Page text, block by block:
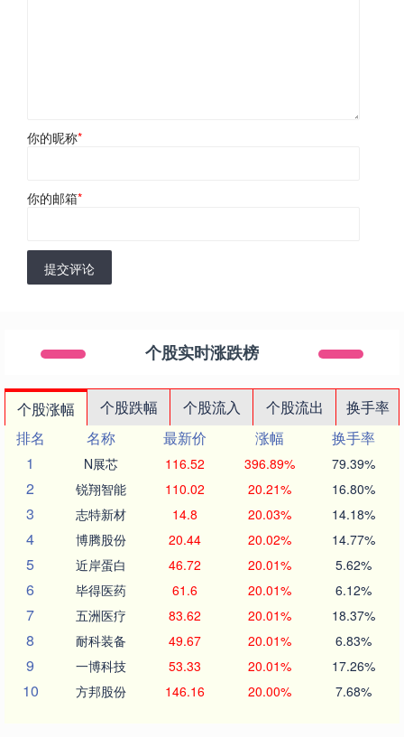
你的昵称*
你的邮箱*
提交评论
个股实时涨跌榜
个股涨幅 个股跌幅 个股流入 个股流出
换手率
排名
名称 最新价 涨幅
换手率
1
N展芯 116.52 396.89% 79.39%
2 锐翔智能 110.02 20.21% 16.80%
3 志特新材 14.8 20.03% 14.18%
4 博腾股份 20.44 20.02% 14.77%
5 近岸蛋白 46.72 20.01% 5.62%
6 毕得医药 61.6 20.01% 6.12%
7 五洲医疗 83.62 20.01% 18.37%
8 耐科装备 49.67 20.01% 6.83%
9 一博科技 53.33 20.01% 17.26%
10 方邦股份 146.16 20.00% 7.68%